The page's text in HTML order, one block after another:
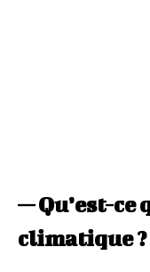
— Qu’est-ce
climatique ?